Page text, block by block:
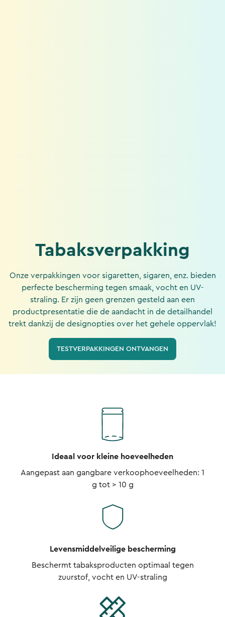
Tabaksverpakking
Onze verpakkingen voor sigaretten, sigaren, enz. bieden
perfecte bescherming tegen smaak, vocht en UV-
straling. Er zijn geen grenzen gesteld aan een
productpresentatie die de aandacht in de detailhandel
trekt dankzij de designopties over het gehele oppervlak!
TESTVERPAKKINGEN ONTVANGEN
Ideaal voor kleine hoeveelheden
Aangepast aan gangbare verkoophoeveelheden: 1
g tot > 10 g
Levensmiddelveilige bescherming
Beschermt tabaksproducten optimaal tegen
zuurstof, vocht en UV-straling